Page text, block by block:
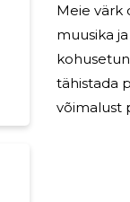
Meie värk
muusika
kohusetundeta. Paljud otsivad samaaegselt nii sõbralikku
tähistada
võimalust